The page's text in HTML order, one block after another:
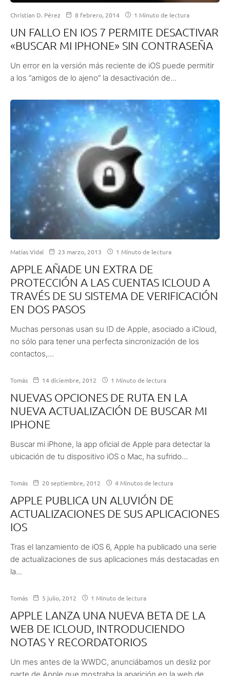
Christian D. Pérez 8 febrero, 2014 1 Minuto de lectura
UN FALLO EN IOS 7 PERMITE DESACTIVAR
«BUSCAR MI IPHONE» SIN CONTRASEÑA
Un error en la versión más reciente de iOS puede permitir
a los “amigos de lo ajeno” la desactivación de...
Matías Vidal 23 marzo, 2013 1 Minuto de lectura
APPLE AÑADE UN EXTRA DE
PROTECCIÓN A LAS CUENTAS ICLOUD A
TRAVÉS DE SU SISTEMA DE VERIFICACIÓN
EN DOS PASOS
Muchas personas usan su ID de Apple, asociado a iCloud,
no sólo para tener una perfecta sincronización de los
contactos,...
Tomás 14 diciembre, 2012 1 Minuto de lectura
NUEVAS OPCIONES DE RUTA EN LA
NUEVA ACTUALIZACIÓN DE BUSCAR MI
IPHONE
Buscar mi iPhone, la app oficial de Apple para detectar la
ubicación de tu dispositivo iOS o Mac, ha sufrido...
Tomás 20 septiembre, 2012 4 Minutos de lectura
APPLE PUBLICA UN ALUVIÓN DE
ACTUALIZACIONES DE SUS APLICACIONES
IOS
Tras el lanzamiento de iOS 6, Apple ha publicado una serie
de actualizaciones de sus aplicaciones más destacadas en
la...
Tomás 5 julio, 2012 1 Minuto de lectura
APPLE LANZA UNA NUEVA BETA DE LA
WEB DE ICLOUD, INTRODUCIENDO
NOTAS Y RECORDATORIOS
Un mes antes de la WWDC, anunciábamos un desliz por
parte de Apple que mostraba la aparición en la web de...